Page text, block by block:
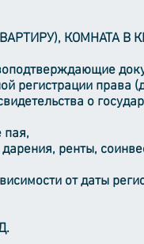
КОМНАТА В
регистрации права
о
пая,
ренты,
от даты